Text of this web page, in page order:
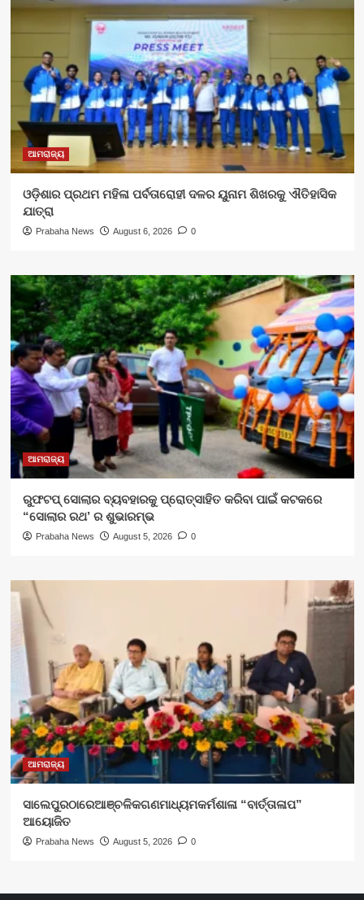
ଆମରାଜ୍ୟ
ଓଡ଼ିଶାର ପ୍ରଥମ ମହିଳା ପର୍ବତାରୋହୀ ଦଳର ୟୁନାମ ଶିଖରକୁ ଐତିହାସିକ
ଯାତ୍ରା
Prabaha News August 6, 2026 0
ଆମରାଜ୍ୟ
ରୁଫଟପ୍ ସୋଲାର ବ୍ୟବହାରକୁ ପ୍ରୋତ୍ସାହିତ କରିବା ପାଇଁ କଟକରେ
“ସୋଲାର ରଥ’ ର ଶୁଭାରମ୍ଭ
Prabaha News August 5, 2026 0
ଆମରାଜ୍ୟ
ସାଲେପୁରଠାରେଆଞ୍ଚଳିକଗଣମାଧ୍ୟମକର୍ମଶାଳା “ବାର୍ତ୍ତାଳାପ”
ଆୟୋଜିତ
Prabaha News August 5, 2026 0